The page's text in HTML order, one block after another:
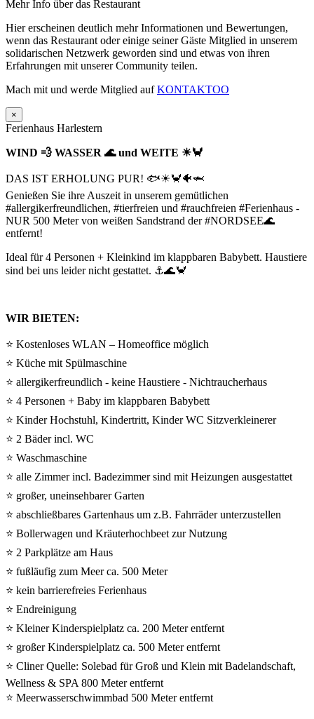
Mehr Info über das Restaurant
Hier erscheinen deutlich mehr Informationen und Bewertungen,
wenn das Restaurant oder einige seiner Gäste Mitglied in unserem
solidarischen Netzwerk geworden sind und etwas von ihren
Erfahrungen mit unserer Community teilen.
Mach mit und werde Mitglied aufKONTAKTOO
×
Ferienhaus Harlestern
WIND 💨 WASSER 🌊 und WEITE ☀🦀
DAS IST ERHOLUNG PUR! 🐟☀🦀🐠🦈
Genießen Sie ihre Auszeit in unserem gemütlichen
#allergikerfreundlichen, #tierfreien und #rauchfreien #Ferienhaus -
NUR 500 Meter von weißen Sandstrand der #NORDSEE🌊
entfernt!
Ideal für 4 Personen + Kleinkind im klappbaren Babybett. Haustiere
sind bei uns leider nicht gestattet. ⚓🌊🦀
WIR BIETEN:
⭐ Kostenloses WLAN – Homeoffice möglich
⭐ Küche mit Spülmaschine
⭐ allergikerfreundlich - keine Haustiere - Nichtraucherhaus
⭐ 4 Personen + Baby im klappbaren Babybett
⭐ Kinder Hochstuhl, Kindertritt, Kinder WC Sitzverkleinerer
⭐ 2 Bäder incl. WC
⭐ Waschmaschine
⭐ alle Zimmer incl. Badezimmer sind mit Heizungen ausgestattet
⭐ großer, uneinsehbarer Garten
⭐ abschließbares Gartenhaus um z.B. Fahrräder unterzustellen
⭐ Bollerwagen und Kräuterhochbeet zur Nutzung
⭐ 2 Parkplätze am Haus
⭐ fußläufig zum Meer ca. 500 Meter
⭐ kein barrierefreies Ferienhaus
⭐ Endreinigung
⭐ Kleiner Kinderspielplatz ca. 200 Meter entfernt
⭐ großer Kinderspielplatz ca. 500 Meter entfernt
⭐ Cliner Quelle: Solebad für Groß und Klein mit Badelandschaft,
Wellness & SPA 800 Meter entfernt
⭐ Meerwasserschwimmbad 500 Meter entfernt